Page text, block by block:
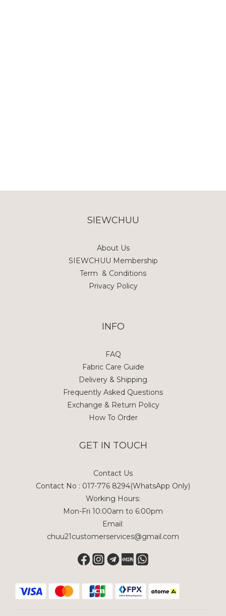
SIEWCHUU
About Us
SIEWCHUU Membership
Term & Conditions
Privacy Policy
INFO
FAQ
Fabric Care Guide
Delivery & Shipping
Frequently Asked Questions
Exchange & Return Policy
How To Order
GET IN TOUCH
Contact Us
Contact No : 017-776 8294(WhatsApp Only)
Working Hours:
Mon-Fri 10:00am to 6:00pm
Email:
chuu21customerservices@gmail.com